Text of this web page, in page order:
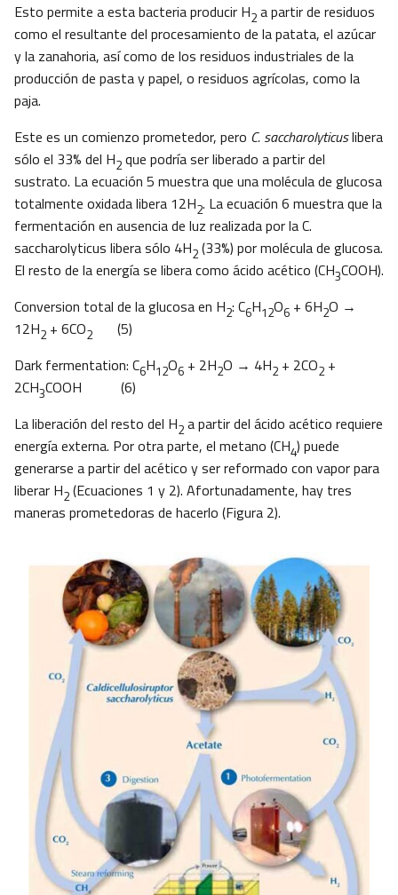
Esto permite a esta bacteria producir H2 a partir de residuos
como el resultante del procesamiento de la patata, el azúcar
y la zanahoria, así como de los residuos industriales de la
producción de pasta y papel, o residuos agrícolas, como la
paja.
Este es un comienzo prometedor, pero C. saccharolyticuslibera
sólo el 33% del H2 que podría ser liberado a partir del
sustrato. La ecuación 5 muestra que una molécula de glucosa
totalmente oxidada libera 12H2. La ecuación 6 muestra que la
fermentación en ausencia de luz realizada por la C.
saccharolyticus libera sólo 4H2 (33%) por molécula de glucosa.
El resto de la energía se libera como ácido acético (CH3COOH).
Conversion total de la glucosa en H2: C6H12O6 + 6H2O →
12H2 + 6CO2 (5)
Dark fermentation: C6H12O6 + 2H2O → 4H2 + 2CO2 +
2CH3COOH (6)
La liberación del resto del H2 a partir del ácido acético requiere
energía externa. Por otra parte, el metano (CH4) puede
generarse a partir del acético y ser reformado con vapor para
liberar H2 (Ecuaciones 1 y 2). Afortunadamente, hay tres
maneras prometedoras de hacerlo (Figura 2).